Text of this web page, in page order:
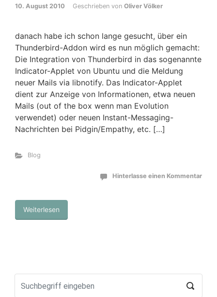
10. August 2010 Geschrieben von Oliver Völker
danach habe ich schon lange gesucht, über ein
Thunderbird-Addon wird es nun möglich gemacht:
Die Integration von Thunderbird in das sogenannte
Indicator-Applet von Ubuntu und die Meldung
neuer Mails via libnotify. Das Indicator-Applet
dient zur Anzeige von Informationen, etwa neuen
Mails (out of the box wenn man Evolution
verwendet) oder neuen Instant-Messaging-
Nachrichten bei Pidgin/Empathy, etc. […]
Blog
Hinterlasse einen Kommentar
Weiterlesen